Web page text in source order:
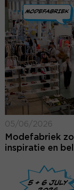
05/06/2026
Modefabriek
inspiratie en